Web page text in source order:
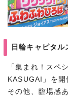
日輪キャピタル
「集まれ！スペ
KASUGAI」を開
その他、臨場感